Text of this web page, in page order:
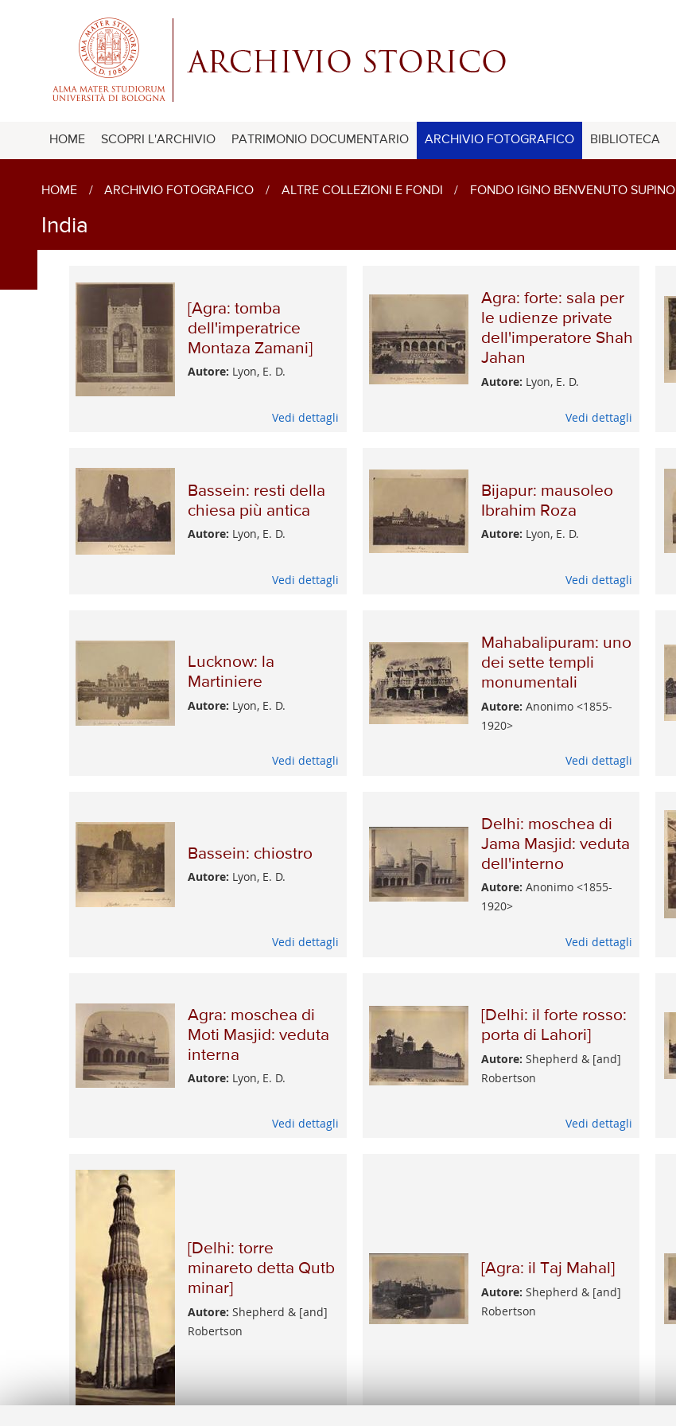
HOME SCOPRI L'ARCHIVIO PATRIMONIO DOCUMENTARIO ARCHIVIO FOTOGRAFICO BIBLIOTECA
HOME / ARCHIVIO FOTOGRAFICO / ALTRE COLLEZIONI E FONDI / FONDO IGINO BENVENUTO SUPINO
India
[Agra: tomba
dell'imperatrice
Montaza Zamani]
Autore: Lyon, E. D.
Vedi dettagli
Agra: forte: sala per
le udienze private
dell'imperatore Shah
Jahan
Autore: Lyon, E. D.
Vedi dettagli
Bassein: resti della
chiesa più antica
Autore: Lyon, E. D.
Vedi dettagli
Bijapur: mausoleo
Ibrahim Roza
Autore: Lyon, E. D.
Vedi dettagli
Lucknow: la
Martiniere
Autore: Lyon, E. D.
Vedi dettagli
Mahabalipuram: uno
dei sette templi
monumentali
Autore: Anonimo <1855-
1920>
Vedi dettagli
Bassein: chiostro
Autore: Lyon, E. D.
Vedi dettagli
Delhi: moschea di
Jama Masjid: veduta
dell'interno
Autore: Anonimo <1855-
1920>
Vedi dettagli
Agra: moschea di
Moti Masjid: veduta
interna
Autore: Lyon, E. D.
Vedi dettagli
[Delhi: il forte rosso:
porta di Lahori]
Autore: Shepherd & [and]
Robertson
Vedi dettagli
[Delhi: torre
minareto detta Qutb
minar]
Autore: Shepherd & [and]
Robertson
[Agra: il Taj Mahal]
Autore: Shepherd & [and]
Robertson